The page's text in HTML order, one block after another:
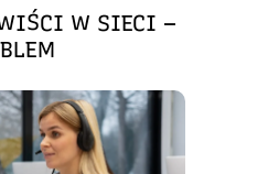
W SIECI –